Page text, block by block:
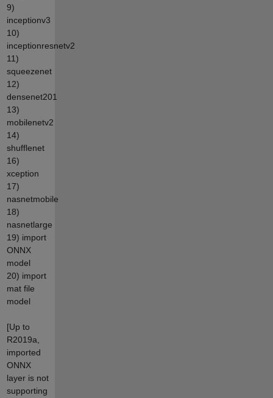
9)
inceptionv3
10)
inceptionresnetv2
11)
squeezenet
12)
densenet201
13)
mobilenetv2
14)
shufflenet
16)
xception
17)
nasnetmobile
18)
nasnetlarge
19) import
ONNX
model
20) import
mat file
model
[Up to
R2019a,
imported
ONNX
layer is not
supporting